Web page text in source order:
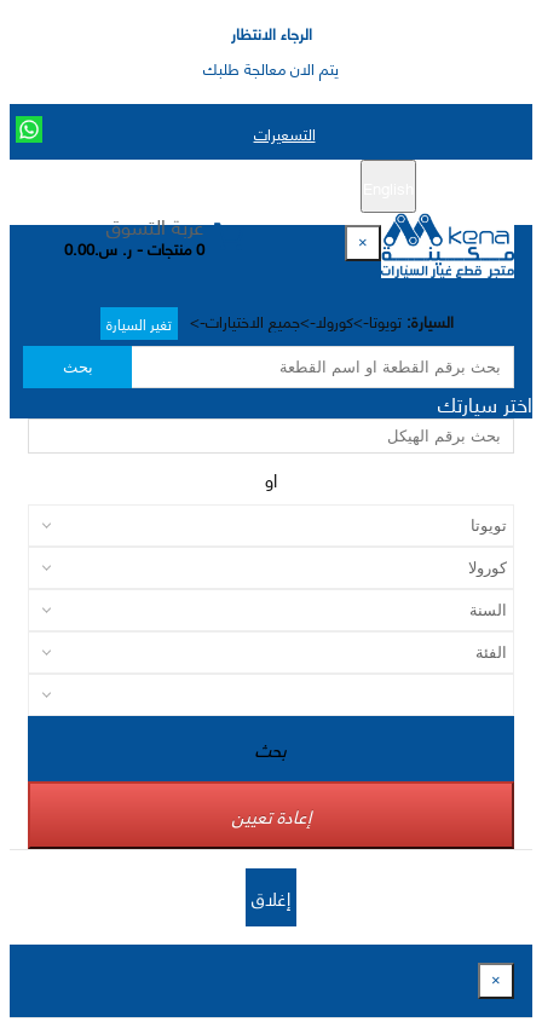
الرجاء الانتظار
يتم الان معالجة طلبك
التسعيرات
عربة التسوق
0 منتجات - ر. س.0.00
السيارة: تويوتا->كورولا->جميع الاختيارات-> تغير السيارة
بحث
×
اختر سيارتك
او
بحث
إعادة تعيين
إغلاق
×